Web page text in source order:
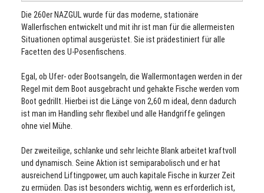
Die 260erNAZGULwurde für das moderne, stationäre
Wallerfischen entwickelt und mit ihr ist man für die allermeisten
Situationen optimal ausgerüstet. Sie ist prädestiniert für alle
Facetten des U-Posenfischens.
Egal, ob Ufer- oder Bootsangeln, die Wallermontagen werden in der
Regel mit dem Boot ausgebracht und gehakte Fische werden vom
Boot gedrillt. Hierbei ist die Länge von 2,60 m ideal, denn dadurch
ist man im Handling sehr flexibel und alle Handgriffe gelingen
ohne viel Mühe.
Der zweiteilige, schlanke und sehr leichte Blank arbeitet kraftvoll
und dynamisch. Seine Aktion ist semiparabolisch und er hat
ausreichend Liftingpower, um auch kapitale Fische in kurzer Zeit
zu ermüden. Das ist besonders wichtig, wenn es erforderlich ist,